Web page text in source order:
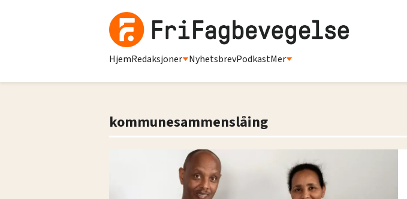
HjemRedaksjoner NyhetsbrevPodkastMer
kommunesammenslåing